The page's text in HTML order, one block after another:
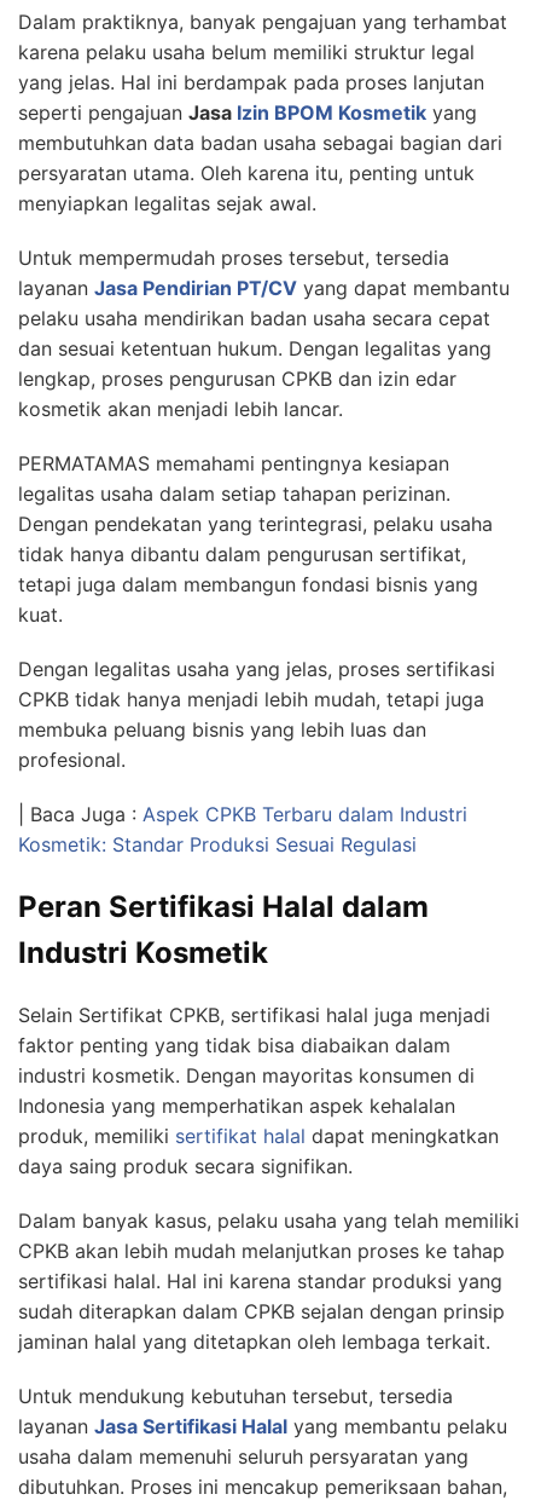
Dalam praktiknya, banyak pengajuan yang terhambat
karena pelaku usaha belum memiliki struktur legal
yang jelas. Hal ini berdampak pada proses lanjutan
seperti pengajuan Jasa Izin BPOM Kosmetik yang
membutuhkan data badan usaha sebagai bagian dari
persyaratan utama. Oleh karena itu, penting untuk
menyiapkan legalitas sejak awal.
Untuk mempermudah proses tersebut, tersedia
layanan Jasa Pendirian PT/CV yang dapat membantu
pelaku usaha mendirikan badan usaha secara cepat
dan sesuai ketentuan hukum. Dengan legalitas yang
lengkap, proses pengurusan CPKB dan izin edar
kosmetik akan menjadi lebih lancar.
PERMATAMAS memahami pentingnya kesiapan
legalitas usaha dalam setiap tahapan perizinan.
Dengan pendekatan yang terintegrasi, pelaku usaha
tidak hanya dibantu dalam pengurusan sertifikat,
tetapi juga dalam membangun fondasi bisnis yang
kuat.
Dengan legalitas usaha yang jelas, proses sertifikasi
CPKB tidak hanya menjadi lebih mudah, tetapi juga
membuka peluang bisnis yang lebih luas dan
profesional.
| Baca Juga : Aspek CPKB Terbaru dalam Industri
Kosmetik: Standar Produksi Sesuai Regulasi
Peran Sertifikasi Halal dalam
Industri Kosmetik
Selain Sertifikat CPKB, sertifikasi halal juga menjadi
faktor penting yang tidak bisa diabaikan dalam
industri kosmetik. Dengan mayoritas konsumen di
Indonesia yang memperhatikan aspek kehalalan
produk, memiliki sertifikat halal dapat meningkatkan
daya saing produk secara signifikan.
Dalam banyak kasus, pelaku usaha yang telah memiliki
CPKB akan lebih mudah melanjutkan proses ke tahap
sertifikasi halal. Hal ini karena standar produksi yang
sudah diterapkan dalam CPKB sejalan dengan prinsip
jaminan halal yang ditetapkan oleh lembaga terkait.
Untuk mendukung kebutuhan tersebut, tersedia
layanan Jasa Sertifikasi Halal yang membantu pelaku
usaha dalam memenuhi seluruh persyaratan yang
dibutuhkan. Proses ini mencakup pemeriksaan bahan,